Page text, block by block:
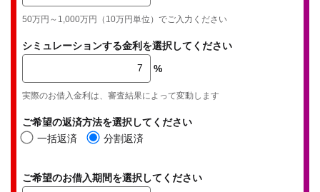
50万円～1,000万円（10万円単位）でご入力ください
シミュレーションする金利を選択してください
%
実際のお借入金利は、審査結果によって変動します
ご希望の返済方法を選択してください
一括返済
分割返済
ご希望のお借入期間を選択してください